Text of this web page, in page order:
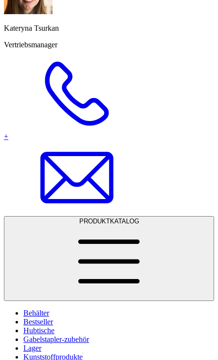
Kateryna Tsurkan
Vertriebsmanager
+
PRODUKTKATALOG
Behälter
Bestseller
Hubtische
Gabelstapler-zubehör
Lager
Kunststoffprodukte